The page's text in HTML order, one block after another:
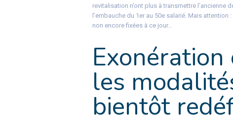
revitalisation n’ont plus à transmettre l’ancienne
l’embauche du 1er au 50e salarié. Mais
non encore fixées à ce jour…
les
bientôt